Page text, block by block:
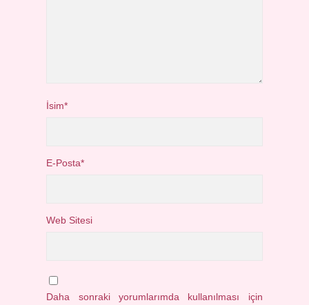
İsim*
E-Posta*
Web Sitesi
Daha sonraki yorumlarımda kullanılması için